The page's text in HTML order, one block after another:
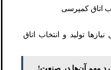
اتاق کمپرسی
و تحلیل نیازها تولید و انتخاب اتاق